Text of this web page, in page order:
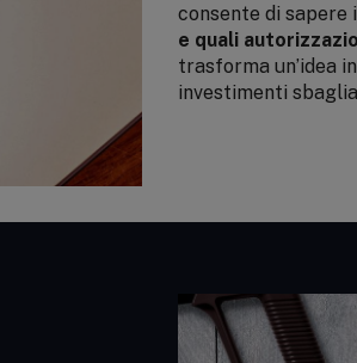
consente di sapere
e quali
trasforma un’idea
investimenti